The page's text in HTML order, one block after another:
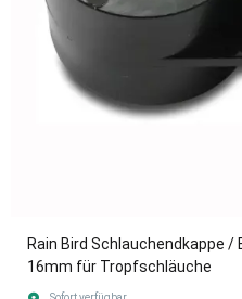
Rain Bird Schlauchendkappe
16mm für Tropfschläuche